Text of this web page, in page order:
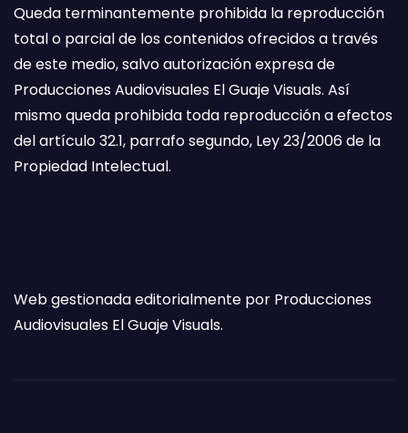
Queda terminantemente prohibida la reproducción
total o parcial de los contenidos ofrecidos a través
de este medio, salvo autorización expresa de
Producciones Audiovisuales El Guaje Visuals. Así
mismo queda prohibida toda reproducción a efectos
del artículo 32.1, parrafo segundo, Ley 23/2006 de la
Propiedad Intelectual.
Web gestionada editorialmente por Producciones
Audiovisuales El Guaje Visuals.